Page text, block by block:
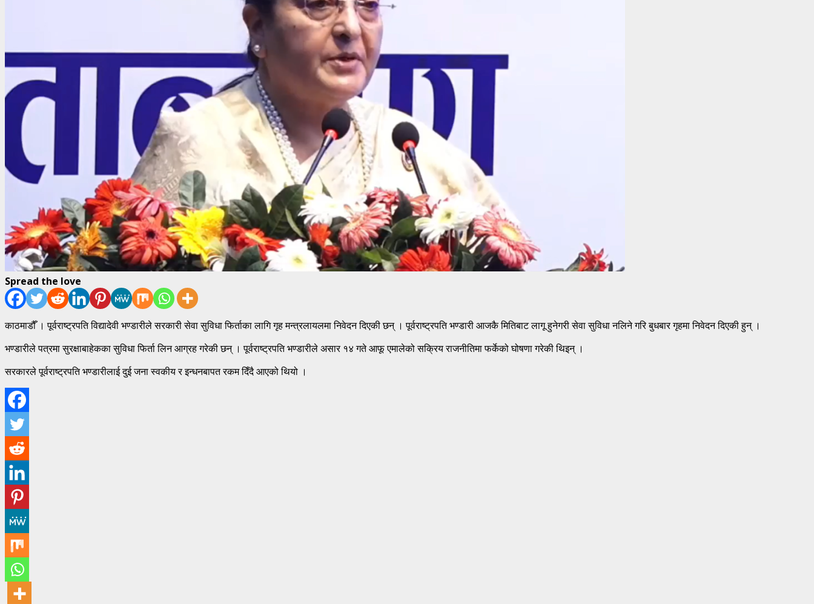
Spread the love
काठमाडौँ । पूर्वराष्ट्रपति विद्यादेवी भण्डारीले सरकारी सेवा सुविधा फिर्ताका लागि गृह मन्त्रलायलमा निवेदन दिएकी छन् । पूर्वराष्ट्रपति भण्डारी आजकै मितिबाट लागू हुनेगरी सेवा सुविधा नलिने गरि बुधबार गृहमा निवेदन दिएकी हुन् ।
भण्डारीले पत्रमा सुरक्षाबाहेकका सुविधा फिर्ता लिन आग्रह गरेकी छन् । पूर्वराष्ट्रपति भण्डारीले असार १४ गते आफू एमालेको सक्रिय राजनीतिमा फर्केको घोषणा गरेकी थिइन् ।
सरकारले पूर्वराष्ट्रपति भण्डारीलाई दुई जना स्वकीय र इन्धनबापत रकम दिँदै आएको थियो ।